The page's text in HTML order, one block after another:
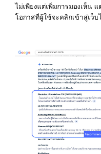
ไม่เพียงแต่เพิ่มการมองเห็น
โอกาสที่ผู้ใช้จะคลิกเข้าสู่เว็